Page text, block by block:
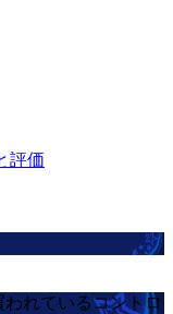
評価
われているコントロ